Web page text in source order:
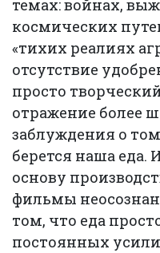
темах: войнах,
космических
«тихих реалиях
отсутствие
просто
отражение более
заблуждения о
берется наша
основу
фильмы
том, что еда
постоянных